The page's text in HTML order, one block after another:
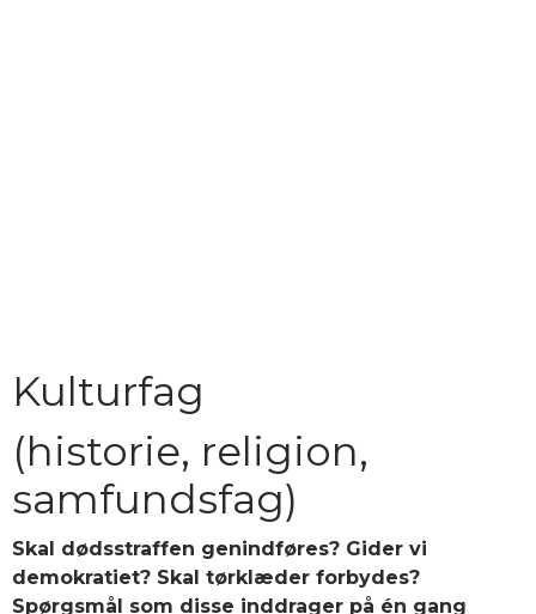
Kulturfag
(historie, religion,
samfundsfag)
Skal dødsstraffen genindføres? Gider vi
demokratiet? Skal tørklæder forbydes?
Spørgsmål som disse inddrager på én gang